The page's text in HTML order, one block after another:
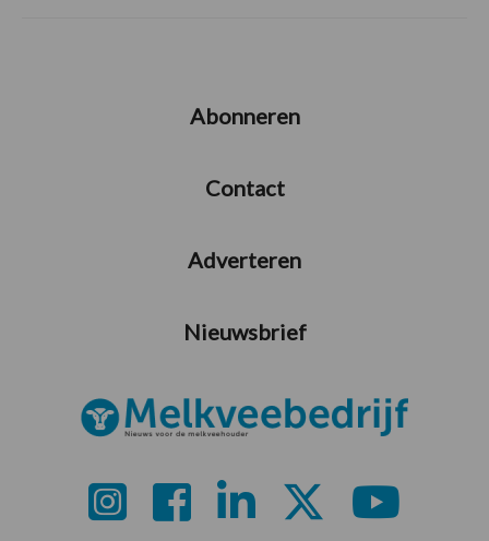
Abonneren
Contact
Adverteren
Nieuwsbrief